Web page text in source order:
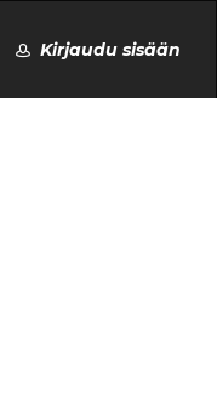
Kirjaudu sisään